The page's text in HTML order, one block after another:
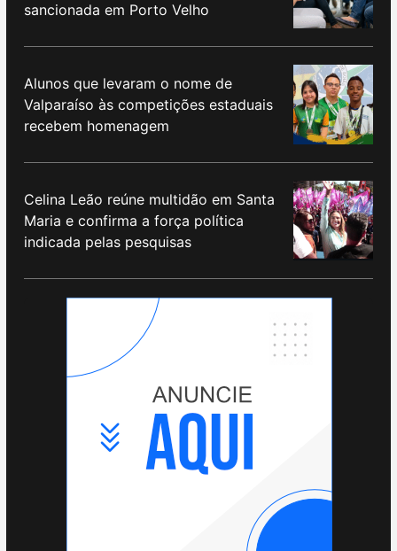
sancionada em Porto Velho
Alunos que levaram o nome de
Valparaíso às competições estaduais
recebem homenagem
Celina Leão reúne multidão em Santa
Maria e confirma a força política
indicada pelas pesquisas